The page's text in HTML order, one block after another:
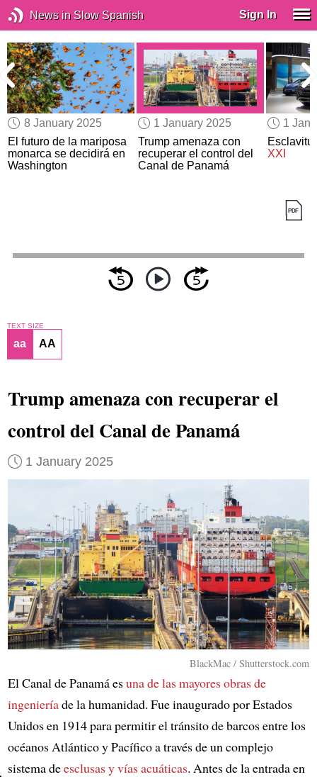
News in Slow Spanish Sign In
8 January 2025
El futuro de la mariposa
monarca se decidirá en
Washington
1 January 2025
Trump amenaza con
recuperar el control del
Canal de Panamá
1
XXI
TEXT SIZE
aa AA
Trump amenaza con recuperar el
control del Canal de Panamá
1 January 2025
BlackMac / Shutterstock.com
El Canal de Panamá esuna de las mayores obras de
ingenieríade la humanidad. Fue inaugurado por Estados
Unidos en 1914 para permitir el tránsito de barcos entre los
océanos Atlántico y Pacífico a través de un complejo
sistema deesclusas y vías acuáticas. Antes de la entrada en